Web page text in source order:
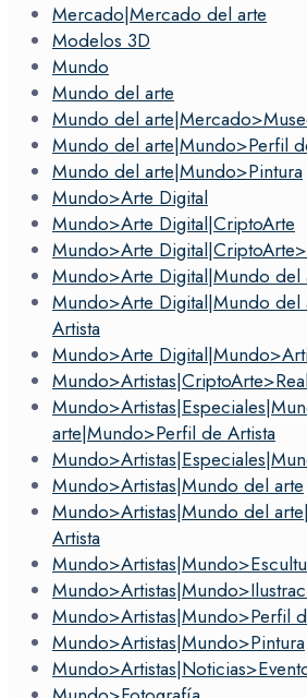
Mercado|Mercado del arte
Modelos 3D
Mundo
Mundo del arte
Mundo del
Mundo del arte|Mundo>Perfil
Mundo del arte|Mundo>Pintura
Mundo>Arte Digital
Mundo>Arte Digital|CriptoArte
Mundo>Arte
Mundo>Arte Digital|Mundo del
Mundo>Arte Digital|Mundo
Artista
Mundo>Arte
arte|Mundo>Perfil de Artista
Mundo>Artistas|Mundo del arte
Mundo>Artistas|Mundo del
Artista
Mundo>Artistas|Mundo>Perfil
Mundo>Artistas|Mundo>Pintura